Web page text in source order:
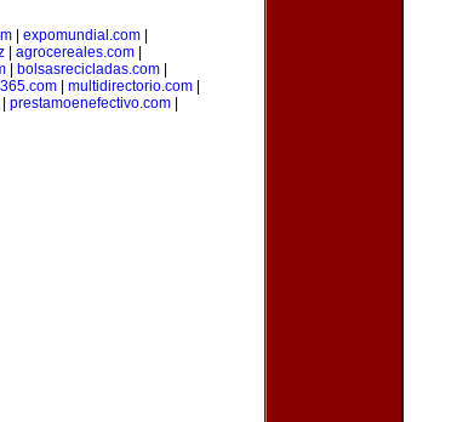
expomundial.com
| agrocereales.com|
| bolsasrecicladas.com|
multidirectorio.com
prestamoenefectivo.com